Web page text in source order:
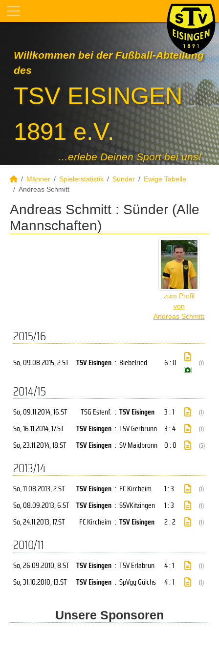
Willkommen bei der Fußball-Abteilung
des
TSV EISINGEN
1891 e.V.
…erlebe Deinen Sport bei uns!
Männer Spielerstatistik Sünder
Ewige Tabelle
Andreas Schmitt
Andreas Schmitt : Sünder (Alle
Mannschaften)
zum Profil
von
Andreas Schmitt
2015/16
So, 09.08.2015, 2.ST TSV Eisingen : Biebelried 6 : 0
( )
(1)
2014/15
So, 09.11.2014, 16.ST TSG Estenf. : TSV Eisingen 3 : 1 (1)
So, 16.11.2014, 17.ST TSV Eisingen : TSV Gerbrunn 3 : 4 (1)
So, 23.11.2014, 18.ST TSV Eisingen : SV Maidbronn 0 : 0 (5)
2013/14
So, 11.08.2013, 2.ST TSV Eisingen : FC Kircheim 1 : 3 (1)
So, 08.09.2013, 6.ST TSV Eisingen : SSVKitzingen 1 : 3 (1)
So, 24.11.2013, 17.ST FC Kircheim : TSV Eisingen 2 : 2 (1)
2010/11
So, 26.09.2010, 8.ST TSV Eisingen : TSV Erlabrun 4 : 1 (1)
So, 31.10.2010, 13.ST TSV Eisingen : SpVgg Gülchs 4 : 1 (1)
Unsere Sponsoren